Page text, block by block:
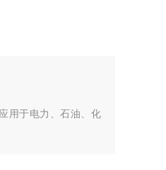
用于电力、石油、化